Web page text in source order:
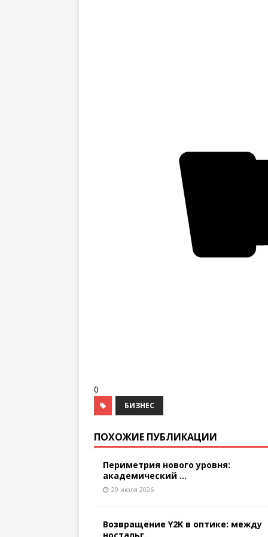
0
БИЗНЕС
ПОХОЖИЕ ПУБЛИКАЦИИ
Периметрия нового уровня:
академический ...
29 июля 2026
Возвращение Y2K в оптике: между